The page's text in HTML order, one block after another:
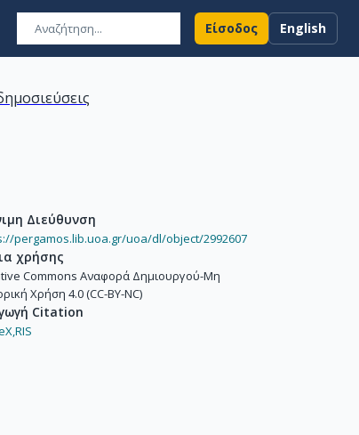
Είσοδος English
Διεύθυνση
pergamos.lib.uoa.gr/uoa/dl/object/2992607
χρήσης
Commons Αναφορά Δημιουργού-Μη
Χρήση 4.0 (CC-BY-NC)
Citation
RIS